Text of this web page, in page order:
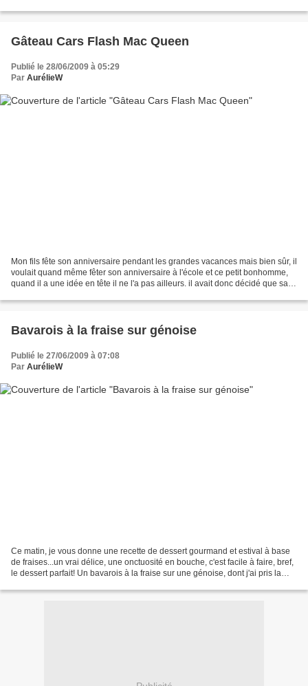
Gâteau Cars Flash Mac Queen
Publié le 28/06/2009 à 05:29
Par AurélieW
Mon fils fête son anniversaire pendant les grandes vacances mais bien sûr, il
voulait quand même fêter son anniversaire à l'école et ce petit bonhomme,
quand il a une idée en tête il ne l'a pas ailleurs. il avait donc décidé que sa
Bavarois à la fraise sur génoise
Publié le 27/06/2009 à 07:08
Par AurélieW
Ce matin, je vous donne une recette de dessert gourmand et estival à base
de fraises...un vrai délice, une onctuosité en bouche, c'est facile à faire, bref,
le dessert parfait! Un bavarois à la fraise sur une génoise, dont j'ai pris la